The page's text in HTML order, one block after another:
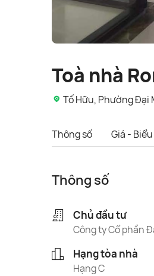
Toà nhà
Tố Hữu, Phường Đại
Thông số Giá -
Thông số
Chủ đầu tư
Công ty Cổ phần
Hạng tòa nhà
Hạng C